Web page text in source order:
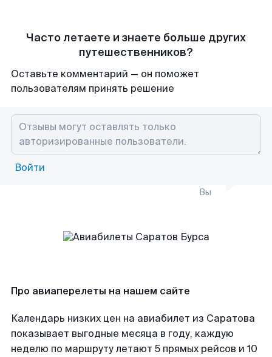
Часто летаете и знаете больше других
путешественников?
Оставьте комментарий — он поможет
пользователям принять решение
Войти
Вы
Про авиаперелеты на нашем сайте
Календарь низких цен на авиабилет из Саратова
показывает выгодные месяца в году, каждую
неделю по маршруту летают 5 прямых рейсов и 10